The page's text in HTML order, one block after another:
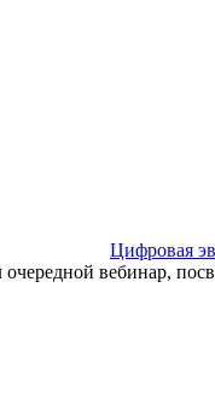
Цифровая
очередной вебинар,